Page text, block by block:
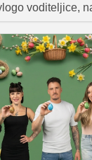
voditeljice,
sproščenost.
dnevi in kaj